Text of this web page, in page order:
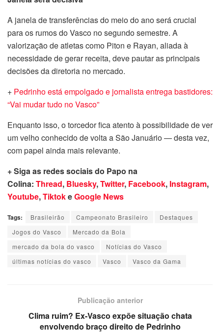
A janela de transferências do meio do ano será crucial
para os rumos do Vasco no segundo semestre. A
valorização de atletas como Piton e Rayan, aliada à
necessidade de gerar receita, deve pautar as principais
decisões da diretoria no mercado.
+ Pedrinho está empolgado e jornalista entrega bastidores:
“Vai mudar tudo no Vasco”
Enquanto isso, o torcedor fica atento à possibilidade de ver
um velho conhecido de volta a São Januário — desta vez,
com papel ainda mais relevante.
+ Siga as redes sociais do Papo na
Colina: Thread, Bluesky,Twitter, Facebook, Instagram,
Youtube,TiktokeGoogle News
Tags: Brasileirão Campeonato Brasileiro
Destaques
Jogos do Vasco
Mercado da Bola
mercado da bola do vasco
Notícias do Vasco
últimas notícias do vasco
Vasco Vasco da Gama
Publicação anterior
Clima ruim? Ex-Vasco expõe situação chata
envolvendo braço direito de Pedrinho